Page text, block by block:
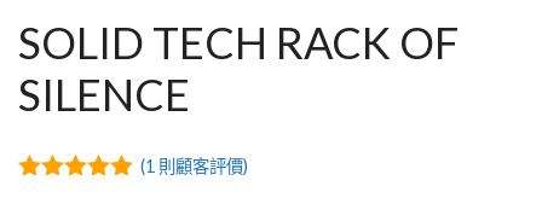
SOLID TECH RACK OF
SILENCE
(1 則顧客評價)